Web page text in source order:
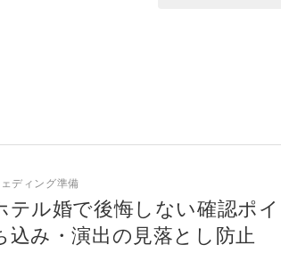
ディング準備
テル婚で後悔しない確認ポ
込み・演出の見落とし防止